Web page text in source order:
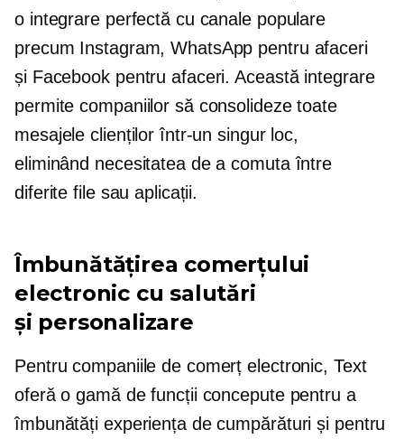
o integrare perfectă cu canale populare
precum Instagram, WhatsApp pentru afaceri
și Facebook pentru afaceri. Această integrare
permite companiilor să consolideze toate
mesajele clienților într-un singur loc,
eliminând necesitatea de a comuta între
diferite file sau aplicații.
Îmbunătățirea comerțului
electronic cu salutări
și personalizare
Pentru companiile de comerț electronic, Text
oferă o gamă de funcții concepute pentru a
îmbunătăți experiența de cumpărături și pentru